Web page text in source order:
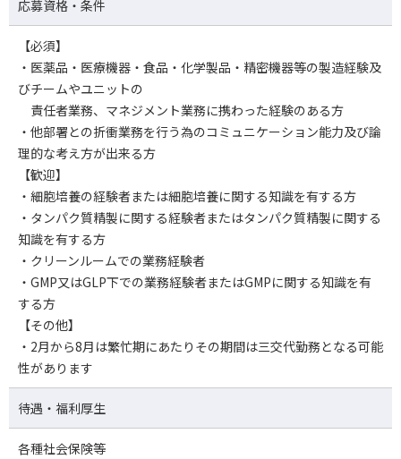
応募資格・条件
【必須】
・医薬品・医療機器・食品・化学製品・精密機器等の製造経験及
びチームやユニットの
責任者業務、マネジメント業務に携わった経験のある方
・他部署との折衝業務を行う為のコミュニケーション能力及び論
理的な考え方が出来る方
【歓迎】
・細胞培養の経験者または細胞培養に関する知識を有する方
・タンパク質精製に関する経験者またはタンパク質精製に関する
知識を有する方
・クリーンルームでの業務経験者
・GMP又はGLP下での業務経験者またはGMPに関する知識を有
する方
【その他】
・2月から8月は繁忙期にあたりその期間は三交代勤務となる可能
性があります
待遇・福利厚生
各種社会保険等